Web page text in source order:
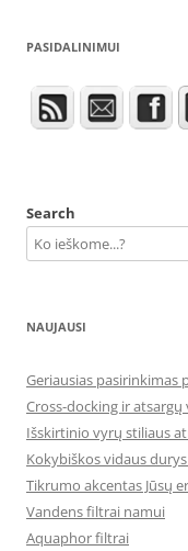
PASIDALINIMUI
Search
NAUJAUSI
Geriausias
Cross-docking ir
Išskirtinio vyrų stiliaus
Kokybiškos vidaus
Tikrumo akcentas Jūsų
Vandens filtrai namui
Aquaphor filtrai